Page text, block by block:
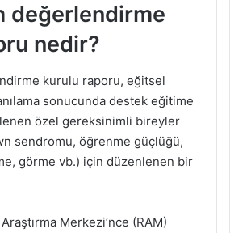
değerlendirme
nedir?
kurulu raporu, eğitsel
sonucunda destek eğitime
özel gereksinimli bireyler
sendromu, öğrenme güçlüğü,
görme vb.) için düzenlenen bir
Merkezi’nce (RAM)